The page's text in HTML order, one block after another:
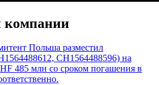
компании
Польша разместил
CH1564488596) на
485 млн со сроком погашения в